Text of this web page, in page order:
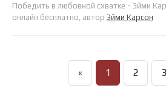
Победить в любовной схватке - Эйми
онлайн бесплатно, автор Эйми Карсон
« 1 2 3